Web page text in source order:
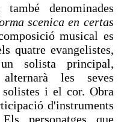
també denominades
scenica en certas
musical es
quatre evangelistes,
solista principal,
les seves
i el cor. Obra
d'instruments
personatges que